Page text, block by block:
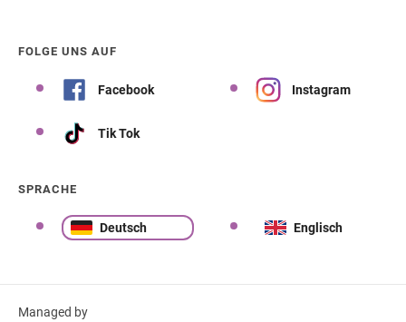
FOLGE UNS AUF
Facebook Instagram
Tik Tok
SPRACHE
Deutsch Englisch
Managed by